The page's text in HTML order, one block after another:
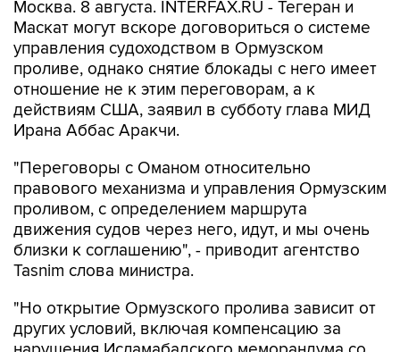
управления судоходством в Ормузском
проливе, однако снятие блокады с него имеет
отношение не к этим переговорам, а к
действиям США, заявил в субботу глава МИД
Ирана Аббас Аракчи.
"Переговоры с Оманом относительно
проливом, с определением маршрута
движения судов через него, идут, и мы очень
близки к соглашению", - приводит агентство
Tasnim слова министра.
"Но открытие Ормузского пролива зависит от
нарушения Исламабадского меморандума со
стороны США", - продолжил Аракчи.